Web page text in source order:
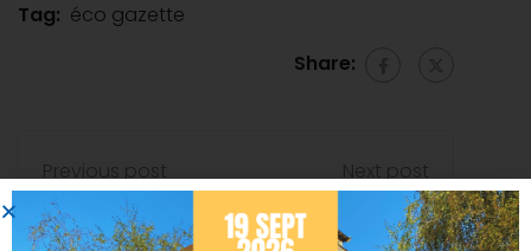
Tag: éco gazette
Share:
Previous post
600 DÉFIS
RÉALISÉS POUR
Next post
Voyage scolaire
à Paris (1ères)